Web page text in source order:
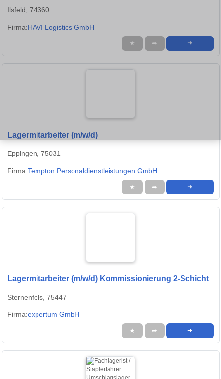
Ilsfeld, 74360
Firma:HAVI Logistics GmbH
★ ➦ ➜
Lagermitarbeiter (m/w/d)
Eppingen, 75031
Firma:Tempton Personaldienstleistungen GmbH
★ ➦ ➜
Lagermitarbeiter (m/w/d) Kommissionierung 2-Schicht
Sternenfels, 75447
Firma:expertum GmbH
★ ➦ ➜